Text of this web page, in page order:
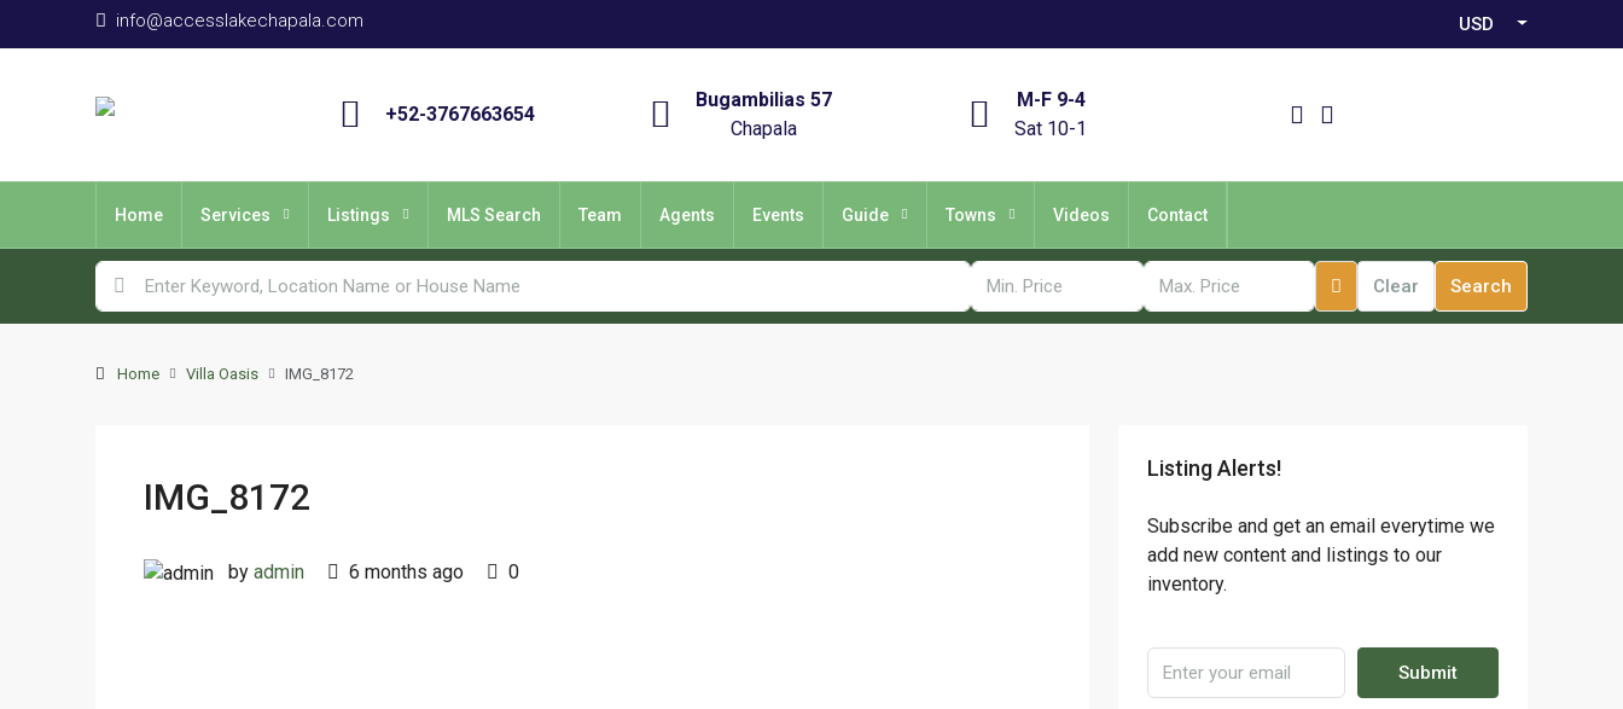
info@accesslakechapala.com USD
+52-3767663654
Bugambilias 57
Chapala
M-F 9-4
Sat 10-1
Home Services Listings MLS Search Team Agents Events Guide Towns Videos Contact
Clear Search
Home Villa Oasis IMG_8172
IMG_8172
by admin 6 months ago 0
Listing Alerts!
Subscribe and get an email everytime we
add new content and listings to our
inventory.
Submit